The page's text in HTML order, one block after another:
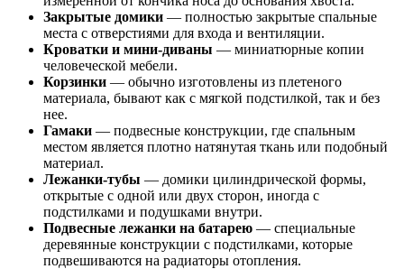
Закрытые домики — полностью закрытые спальные
места с отверстиями для входа и вентиляции.
Кроватки и мини-диваны — миниатюрные копии
человеческой мебели.
Корзинки — обычно изготовлены из плетеного
материала, бывают как с мягкой подстилкой, так и без
нее.
Гамаки — подвесные конструкции, где спальным
местом является плотно натянутая ткань или подобный
материал.
Лежанки-тубы — домики цилиндрической формы,
открытые с одной или двух сторон, иногда с
подстилками и подушками внутри.
Подвесные лежанки на батарею — специальные
деревянные конструкции с подстилками, которые
подвешиваются на радиаторы отопления.